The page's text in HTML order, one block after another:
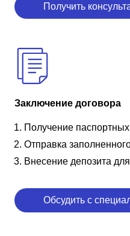
Получить
Заключение договора
Получение
Отправка
Внесение депозита
Обсудить с